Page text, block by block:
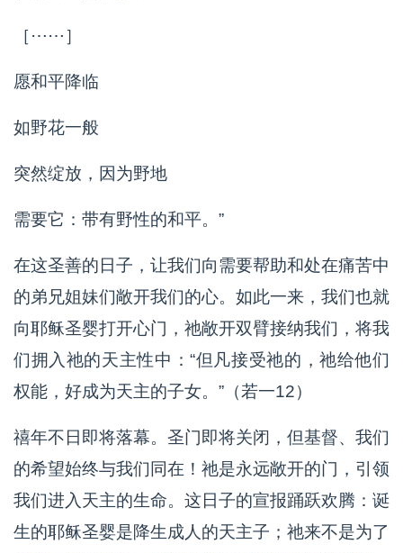
［⋯⋯］
愿和平降临
如野花一般
突然绽放，因为野地
需要它：带有野性的和平。”
在这圣善的日子，让我们向需要帮助和处在痛苦中
的弟兄姐妹们敞开我们的心。如此一来，我们也就
向耶稣圣婴打开心门，祂敞开双臂接纳我们，将我
们拥入祂的天主性中：“但凡接受祂的，祂给他们
权能，好成为天主的子女。”（若一12）
禧年不日即将落幕。圣门即将关闭，但基督、我们
的希望始终与我们同在！祂是永远敞开的门，引领
我们进入天主的生命。这日子的宣报踊跃欢腾：诞
生的耶稣圣婴是降生成人的天主子；祂来不是为了